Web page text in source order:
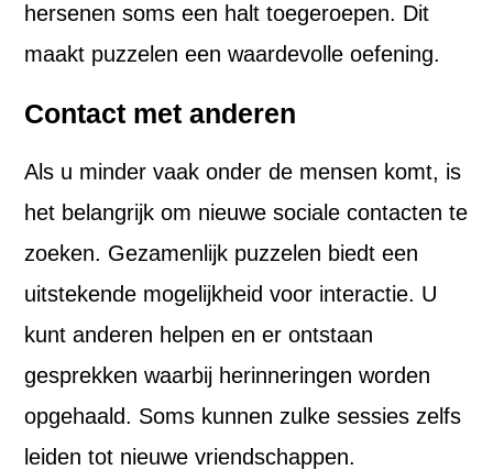
hersenen soms een halt toegeroepen. Dit
maakt puzzelen een waardevolle oefening.
Contact met anderen
Als u minder vaak onder de mensen komt, is
het belangrijk om nieuwe sociale contacten te
zoeken. Gezamenlijk puzzelen biedt een
uitstekende mogelijkheid voor interactie. U
kunt anderen helpen en er ontstaan
gesprekken waarbij herinneringen worden
opgehaald. Soms kunnen zulke sessies zelfs
leiden tot nieuwe vriendschappen.